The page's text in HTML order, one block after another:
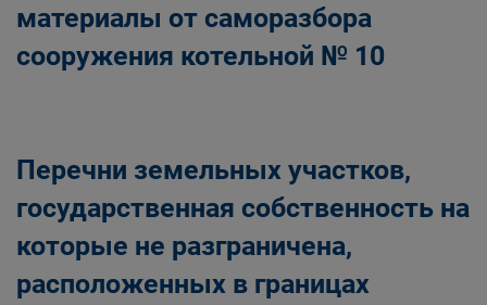
материалы от саморазбора
сооружения котельной № 10
Перечни земельных участков,
государственная собственность на
которые не разграничена,
расположенных в границах